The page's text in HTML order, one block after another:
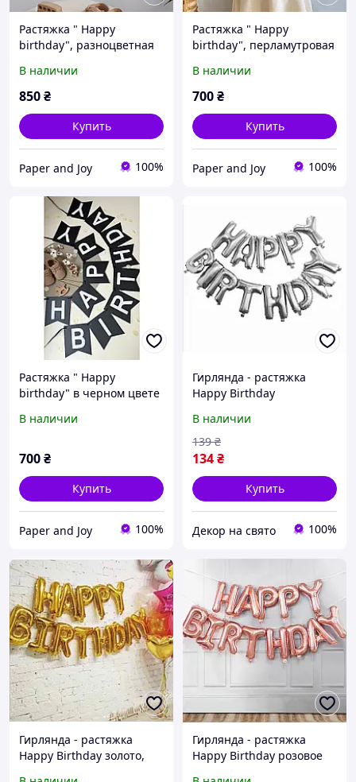
Растяжка " Happy
birthday", разноцветная
В наличии
850₴
Купить
Paper and Joy 100%
Растяжка " Happy
birthday", перламутровая
В наличии
700₴
Купить
Paper and Joy 100%
Растяжка " Happy
birthday" в черном цвете
В наличии
700₴
Купить
Paper and Joy 100%
Гирлянда - растяжка
Happy Birthday
В наличии
134₴
139 ₴
Купить
Декор на свято 100%
Гирлянда - растяжка
Happy Birthday золото,
Гирлянда - растяжка
Happy Birthday розовое